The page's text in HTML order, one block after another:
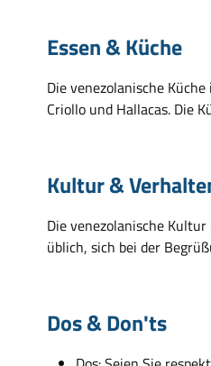
Essen & Küche
Die venezolanische
Criollo und Hallacas. Die
Kultur &
Die venezolanische
üblich, sich bei der
Dos & Don'ts